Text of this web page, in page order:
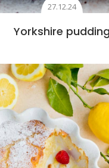
27.12.24
Yorkshire